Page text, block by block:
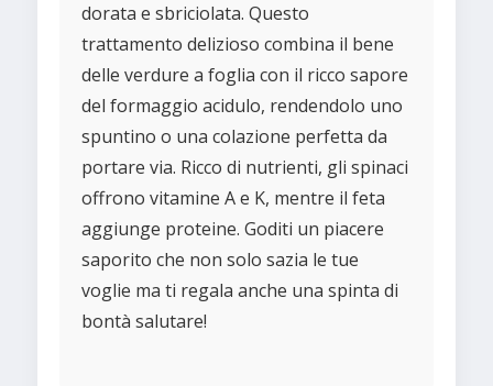
dorata e sbriciolata. Questo
trattamento delizioso combina il bene
delle verdure a foglia con il ricco sapore
del formaggio acidulo, rendendolo uno
spuntino o una colazione perfetta da
portare via. Ricco di nutrienti, gli spinaci
offrono vitamine A e K, mentre il feta
aggiunge proteine. Goditi un piacere
saporito che non solo sazia le tue
voglie ma ti regala anche una spinta di
bontà salutare!